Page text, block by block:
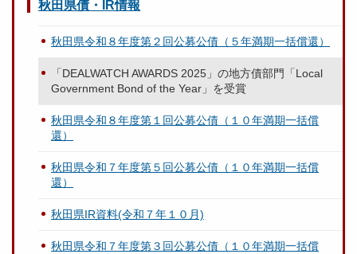
秋田県債・IR情報
秋田県令和８年度第２回公募公債（５年満期一括償還）
「DEALWATCH AWARDS 2025」の地方債部門「Local
Government Bond of the Year」を受賞
秋田県令和８年度第１回公募公債（１０年満期一括償
還）
秋田県令和７年度第５回公募公債（１０年満期一括償
還）
秋田県IR資料(令和７年１０月)
秋田県令和７年度第３回公募公債（１０年満期一括償